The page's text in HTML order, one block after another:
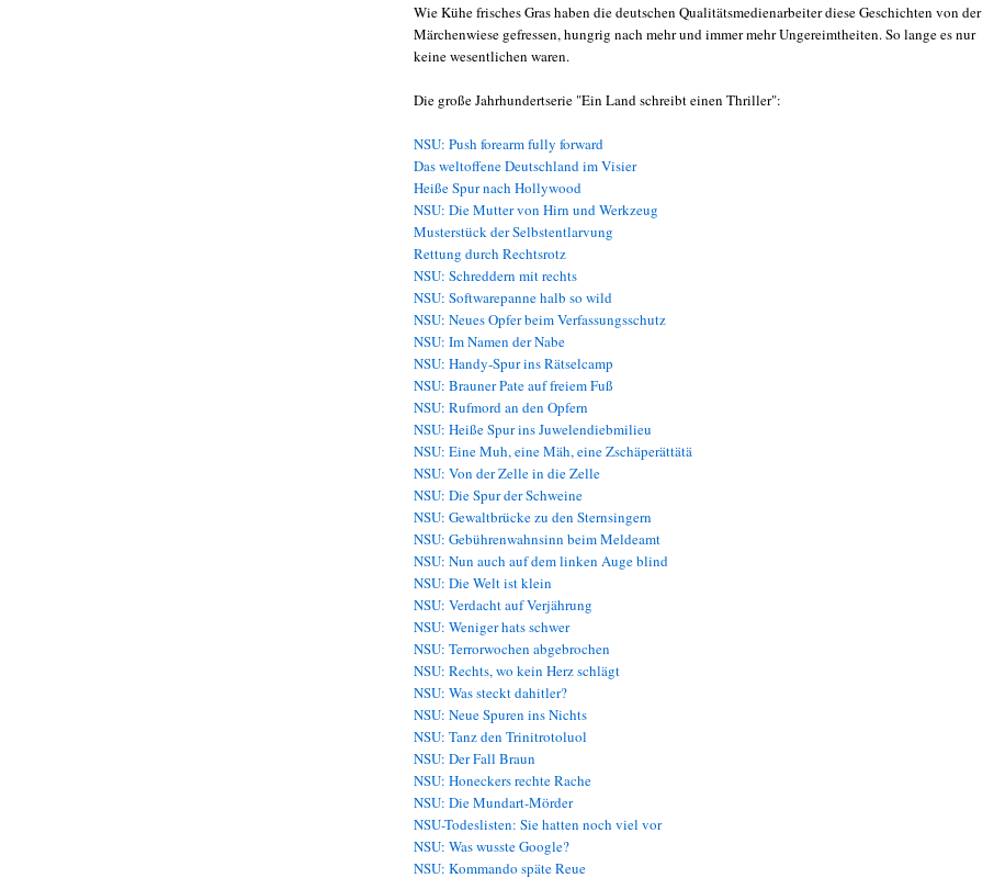
Wie Kühe frisches Gras haben die deutschen Qualitätsmedienarbeiter diese Geschichten von der
Märchenwiese gefressen, hungrig nach mehr und immer mehr Ungereimtheiten. So lange es nur
keine wesentlichen waren.
Die große Jahrhundertserie "Ein Land schreibt einen Thriller":
NSU: Push forearm fully forward
Das weltoffene Deutschland im Visier
Heiße Spur nach Hollywood
NSU: Die Mutter von Hirn und Werkzeug
Musterstück der Selbstentlarvung
Rettung durch Rechtsrotz
NSU: Schreddern mit rechts
NSU: Softwarepanne halb so wild
NSU: Neues Opfer beim Verfassungsschutz
NSU: Im Namen der Nabe
NSU: Handy-Spur ins Rätselcamp
NSU: Brauner Pate auf freiem Fuß
NSU: Rufmord an den Opfern
NSU: Heiße Spur ins Juwelendiebmilieu
NSU: Eine Muh, eine Mäh, eine Zschäperättätä
NSU: Von der Zelle in die Zelle
NSU: Die Spur der Schweine
NSU: Gewaltbrücke zu den Sternsingern
NSU: Gebührenwahnsinn beim Meldeamt
NSU: Nun auch auf dem linken Auge blind
NSU: Die Welt ist klein
NSU: Verdacht auf Verjährung
NSU: Weniger hats schwer
NSU: Terrorwochen abgebrochen
NSU: Rechts, wo kein Herz schlägt
NSU: Was steckt dahitler?
NSU: Neue Spuren ins Nichts
NSU: Tanz den Trinitrotoluol
NSU: Der Fall Braun
NSU: Honeckers rechte Rache
NSU: Die Mundart-Mörder
NSU-Todeslisten: Sie hatten noch viel vor
NSU: Was wusste Google?
NSU: Kommando späte Reue